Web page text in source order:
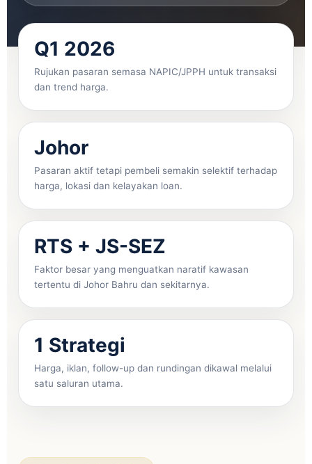
Q1 2026
Rujukan pasaran semasa NAPIC/JPPH untuk transaksi
dan trend harga.
Johor
Pasaran aktif tetapi pembeli semakin selektif terhadap
harga, lokasi dan kelayakan loan.
RTS + JS-SEZ
Faktor besar yang menguatkan naratif kawasan
tertentu di Johor Bahru dan sekitarnya.
1 Strategi
Harga, iklan, follow-up dan rundingan dikawal melalui
satu saluran utama.